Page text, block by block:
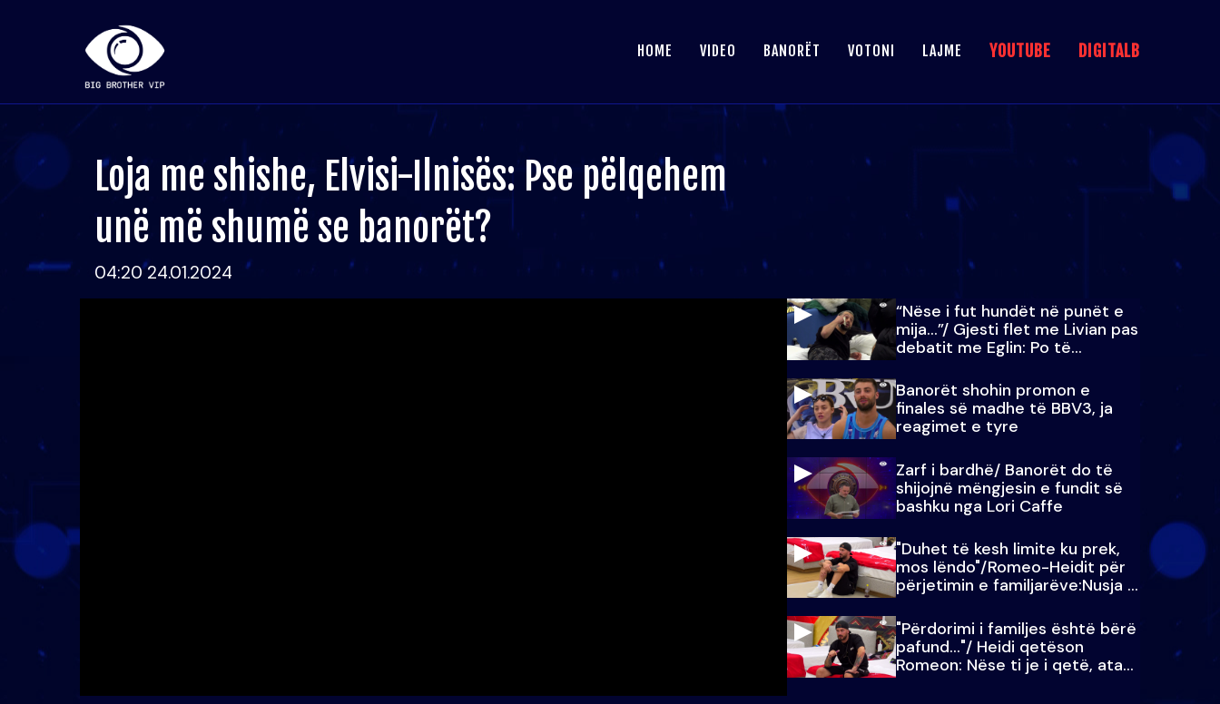
HOME VIDEO BANORËT VOTONI LAJME YOUTUBE DIGITALB
Loja me shishe, Elvisi-Ilnisës: Pse pëlqehem
unë më shumë se banorët?
04:20 24.01.2024
“Nëse i fut hundët në punët e
mija…”/ Gjesti flet me Livian pas
debatit me Eglin: Po të
paralajmëroj
Banorët shohin promon e
finales së madhe të BBV3, ja
reagimet e tyre
Zarf i bardhë/ Banorët do të
shijojnë mëngjesin e fundit së
bashku nga Lori Caffe
"Duhet të kesh limite ku prek,
mos lëndo"/Romeo-Heidit për
përjetimin e familjarëve:Nusja e
Julit…
"Përdorimi i familjes është bërë
pafund…"/ Heidi qetëson
Romeon: Nëse ti je i qetë, ata
qetësohen